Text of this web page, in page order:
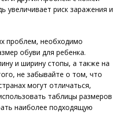
увеличивает риск заражения и
проблем, необходимо
обуви для ребенка.
и ширину стопы, а также на
не забывайте о том, что
могут отличаться,
таблицы размеров
наиболее подходящую